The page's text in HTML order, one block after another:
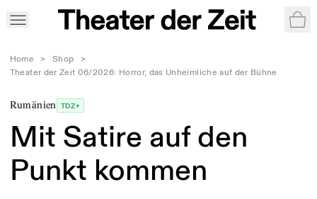
Home > Shop
>
Theater der Zeit 06/2026: Horror, das Unheimliche auf der Bühne
Rumänien TDZ+
Mit Satire auf den
Punkt kommen